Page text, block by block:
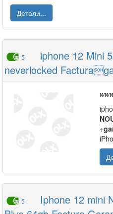
Детали...
5
iphone 12 Mini
neverlocked
+
5
Iphone 12 mini